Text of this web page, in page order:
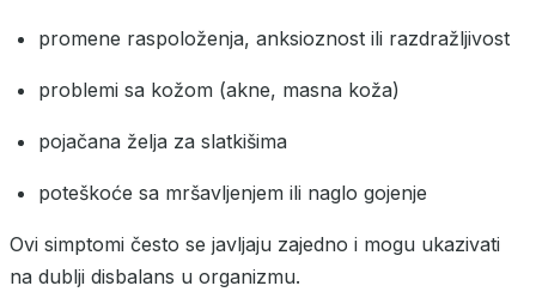
promene raspoloženja, anksioznost ili razdražljivost
problemi sa kožom (akne, masna koža)
pojačana želja za slatkišima
poteškoće sa mršavljenjem ili naglo gojenje
Ovi simptomi često se javljaju zajedno i mogu ukazivati
na dublji disbalans u organizmu.